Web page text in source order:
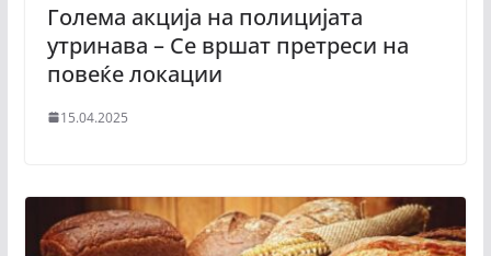
Голема акција на полицијата
утринава – Се вршат претреси на
повеќе локации
15.04.2025